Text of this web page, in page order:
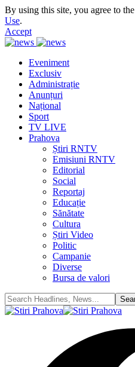
By using this site, you agree to the
Use.
Accept
Eveniment
Exclusiv
Administrație
Anunțuri
Național
Sport
TV LIVE
Prahova
Știri RNTV
Emisiuni RNTV
Editorial
Social
Reportaj
Educație
Sănătate
Cultura
Știri Video
Politic
Campanie
Diverse
Bursa de valori